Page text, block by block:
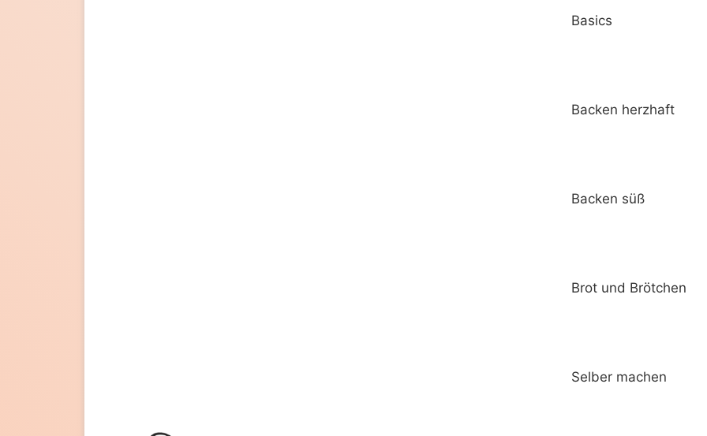
Basics
Backen herzhaft
Backen süß
Brot und Brötchen
Selber machen